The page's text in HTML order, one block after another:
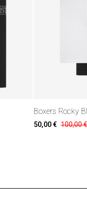
Boxers Rocky
50,00 € 100,00 €